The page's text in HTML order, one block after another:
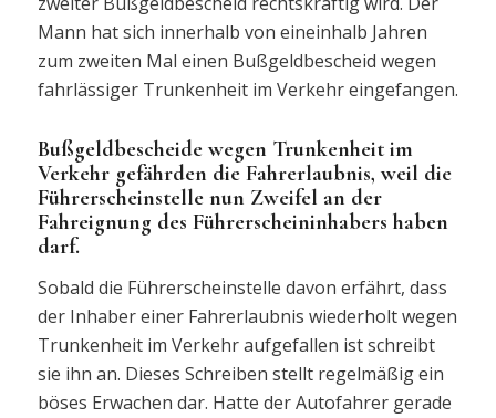
Mann hat sich innerhalb von eineinhalb Jahren
zum zweiten Mal einen Bußgeldbescheid wegen
fahrlässiger Trunkenheit im Verkehr eingefangen.
Bußgeldbescheide wegen Trunkenheit im
Verkehr gefährden die Fahrerlaubnis, weil die
Führerscheinstelle nun Zweifel an der
Fahreignung des Führerscheininhabers haben
darf.
Sobald die Führerscheinstelle davon erfährt, dass
der Inhaber einer Fahrerlaubnis wiederholt wegen
Trunkenheit im Verkehr aufgefallen ist schreibt
sie ihn an. Dieses Schreiben stellt regelmäßig ein
böses Erwachen dar. Hatte der Autofahrer gerade